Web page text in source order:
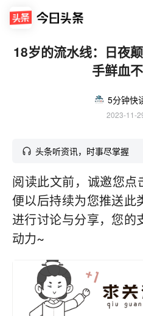
18岁的流水线：日夜
手鲜血
5分钟快
2023-11-
头条听资讯，时事尽掌握
阅读此文前，诚邀您点
便以后持续为您推送此
进行讨论与分享，您的
动力~